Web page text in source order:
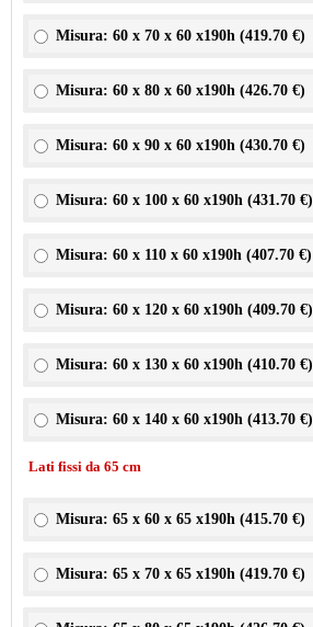
Misura: 60 x 70 x 60 x190h (419.70 €)
Misura: 60 x 80 x 60 x190h (426.70 €)
Misura: 60 x 90 x 60 x190h (430.70 €)
Misura: 60 x 100 x 60 x190h (431.70 €)
Misura: 60 x 110 x 60 x190h (407.70 €)
Misura: 60 x 120 x 60 x190h (409.70 €)
Misura: 60 x 130 x 60 x190h (410.70 €)
Misura: 60 x 140 x 60 x190h (413.70 €)
Lati fissi da 65 cm
Misura: 65 x 60 x 65 x190h (415.70 €)
Misura: 65 x 70 x 65 x190h (419.70 €)